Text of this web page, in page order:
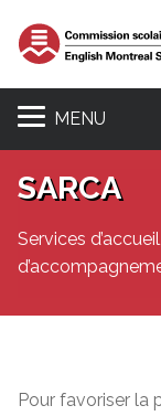
MENU
SARCA
Services
Pour favoriser la